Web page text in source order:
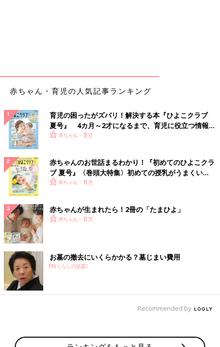
赤ちゃん・育児の人気記事ランキング
育児の困ったがズバリ！解決する本『ひよこクラブ
夏号』 4カ月～2才になるまで、育児に役立つ情報が
いっぱい！
赤ちゃん・育児
赤ちゃんのお世話まるわかり！『初めてのひよこクラ
ブ 夏号』〈巻頭大特集〉初めての授乳がうまくい
く！ おっぱい・ミルクの基本と夏のトラブル 解決テ
赤ちゃん・育児
赤ちゃんが生まれたら！2冊の「たまひよ」
赤ちゃん・育児
お墓の撤去にいくらかかる？墓じまい費用
PR(くらしの話題)
Recommended by